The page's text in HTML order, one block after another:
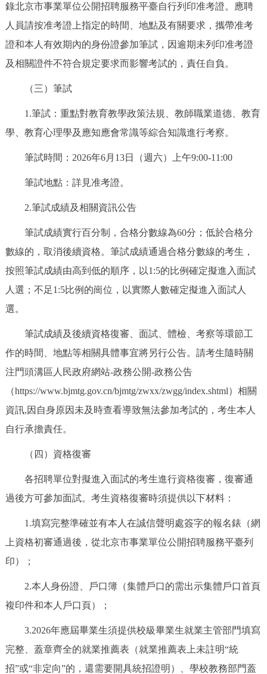
錄北京市事業單位公開招聘服務平臺自行列印准考證。應聘
人員請按准考證上指定的時間、地點及有關要求，攜帶准考
證和本人有效期內的身份證參加筆試，因逾期未列印准考證
及相關證件不符合規定要求而影響考試的，責任自負。
（三）筆試
1.筆試：重點對教育教學政策法規、教師職業道德、教育
學、教育心理學及應知應會常識等綜合知識進行考察。
筆試時間：2026年6月13日（週六）上午9:00-11:00
筆試地點：詳見准考證。
2.筆試成績及相關資訊公告
筆試成績實行百分制，合格分數線為60分；低於合格分
數線的，取消後續資格。筆試成績通過合格分數線的考生，
按照筆試成績由高到低的順序，以1:5的比例確定擬進入面試
人選；不足1:5比例的崗位，以實際人數確定擬進入面試人
選。
筆試成績及後續資格復審、面試、體檢、考察等環節工
作的時間、地點等相關具體事宜將另行公告。請考生隨時關
注門頭溝區人民政府網站-政務公開-政務公告
（https://www.bjmtg.gov.cn/bjmtg/zwxx/zwgg/index.shtml）相關
資訊,因自身原因未及時查看導致無法參加考試的，考生本人
自行承擔責任。
（四）資格復審
各招聘單位對擬進入面試的考生進行資格復審，復審通
過後方可參加面試。考生資格復審時須提供以下材料：
1.填寫完整準確並有本人在誠信聲明處簽字的報名錶（網
上資格初審通過後，從北京市事業單位公開招聘服務平臺列
印）；
2.本人身份證、戶口簿（集體戶口的需出示集體戶口首頁
複印件和本人戶口頁）；
3.2026年應屆畢業生須提供校級畢業生就業主管部門填寫
完整、蓋章齊全的就業推薦表（就業推薦表上未註明“統
招”或“非定向”的，還需要開具統招證明）、學校教務部門蓋